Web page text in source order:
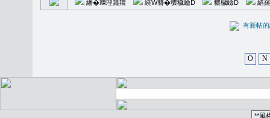
繙�𥪕理簫羶 繞W簪�穠穢瞼D 穠穢瞼D 繕
有新
O N